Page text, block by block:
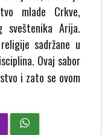
mlade Crkve,
sveštenika Arija.
sadržane u
Ovaj sabor
i zato se ovom